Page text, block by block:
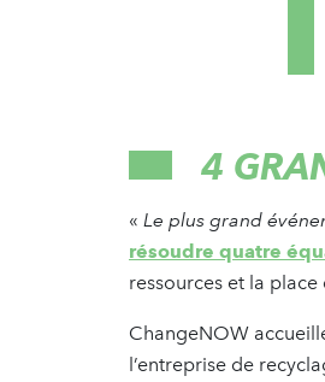
4
« Le plus grand
résoudre quatre
ressources et la
ChangeNOW
l’entreprise de